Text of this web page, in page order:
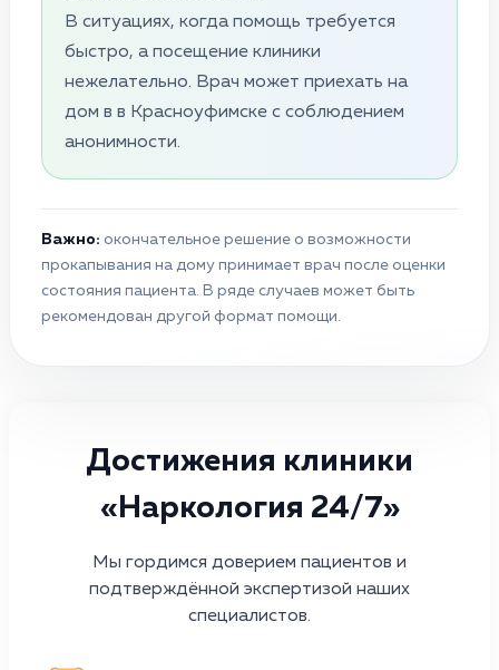
В ситуациях, когда помощь требуется
быстро, а посещение клиники
нежелательно. Врач может приехать на
дом в в Красноуфимске с соблюдением
анонимности.
Важно: окончательное решение о возможности
прокапывания на дому принимает врач после оценки
состояния пациента. В ряде случаев может быть
рекомендован другой формат помощи.
Достижения клиники
«Наркология 24/7»
Мы гордимся доверием пациентов и
подтверждённой экспертизой наших
специалистов.